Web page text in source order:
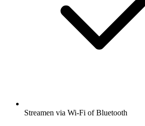
Streamen via Wi-Fi of Bluetooth